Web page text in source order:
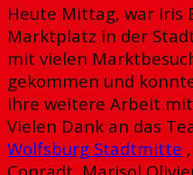
Heute Mittag, war Iris
Marktplatz in der
mit vielen
gekommen und
ihre weitere Arbeit
Vielen Dank an das
Wolfsburg Stadtmitte